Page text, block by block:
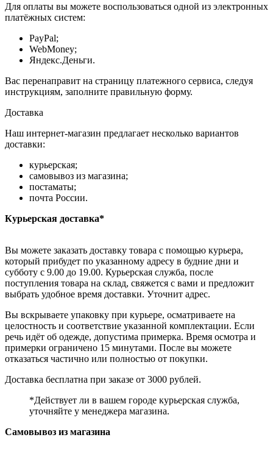
Для оплаты вы можете воспользоваться одной из электронных
платёжных систем:
PayPal;
WebMoney;
Яндекс.Деньги.
Вас перенаправит на страницу платежного сервиса, следуя
инструкциям, заполните правильную форму.
Доставка
Наш интернет-магазин предлагает несколько вариантов
доставки:
курьерская;
самовывоз из магазина;
постаматы;
почта России.
Курьерская доставка*
Вы можете заказать доставку товара с помощью курьера,
который прибудет по указанному адресу в будние дни и
субботу с 9.00 до 19.00. Курьерская служба, после
поступления товара на склад, свяжется с вами и предложит
выбрать удобное время доставки. Уточнит адрес.
Вы вскрываете упаковку при курьере, осматриваете на
целостность и соответствие указанной комплектации. Если
речь идёт об одежде, допустима примерка. Время осмотра и
примерки ограничено 15 минутами. После вы можете
отказаться частично или полностью от покупки.
Доставка бесплатна при заказе от 3000 рублей.
*Действует ли в вашем городе курьерская служба,
уточняйте у менеджера магазина.
Самовывоз из магазина